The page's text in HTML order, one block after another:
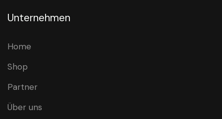
Unternehmen
Home
Shop
Partner
Über uns